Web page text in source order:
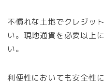
不慣れな土地でクレジッ
い。現地通貨を必要以上
い。
利便性においても安全性